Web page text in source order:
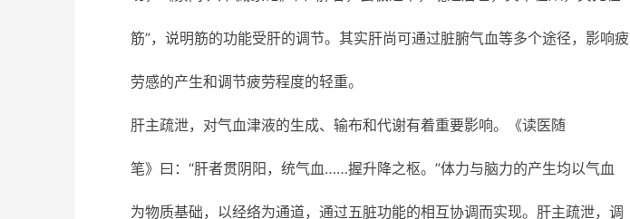
筋”，说明筋的功能受肝的调节。其实肝尚可通过脏腑气血等多个途径，影响疲
劳感的产生和调节疲劳程度的轻重。
肝主疏泄，对气血津液的生成、输布和代谢有着重要影响。《读医随
笔》曰：“肝者贯阴阳，统气血……握升降之枢。”体力与脑力的产生均以气血
为物质基础，以经络为通道，通过五脏功能的相互协调而实现。肝主疏泄，调